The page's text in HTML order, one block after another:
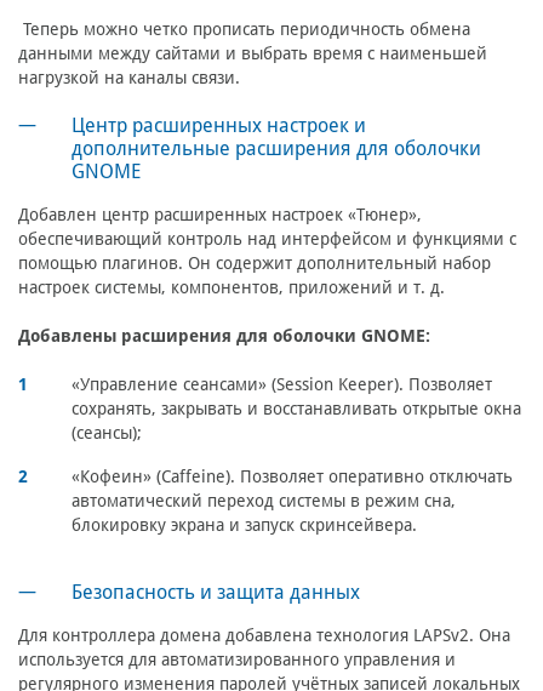
Теперь можно четко прописать периодичность обмена
данными между сайтами и выбрать время с наименьшей
нагрузкой на каналы связи.
Центр расширенных настроек и
дополнительные расширения для оболочки
GNOME
Добавлен центр расширенных настроек «Тюнер»,
обеспечивающий контроль над интерфейсом и функциями с
помощью плагинов. Он содержит дополнительный набор
настроек системы, компонентов, приложений и т. д.
Добавлены расширения для оболочки GNOME:
«Управление сеансами» (Session Keeper). Позволяет
сохранять, закрывать и восстанавливать открытые окна
(сеансы);
«Кофеин» (Caffeine). Позволяет оперативно отключать
автоматический переход системы в режим сна,
блокировку экрана и запуск скринсейвера.
Безопасность и защита данных
Для контроллера домена добавлена технология LAPSv2. Она
используется для автоматизированного управления и
регулярного изменения паролей учётных записей локальных